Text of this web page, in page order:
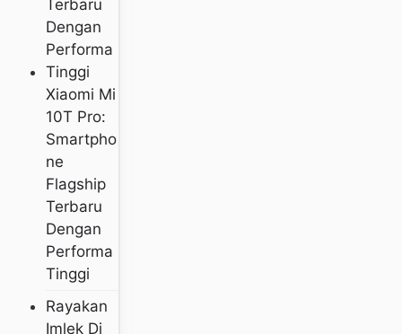
Xiaomi Mi
10T Pro:
Smartpho
Ne
Flagship
Terbaru
Dengan
Performa
Tinggi
Rayakan
Imlek Di